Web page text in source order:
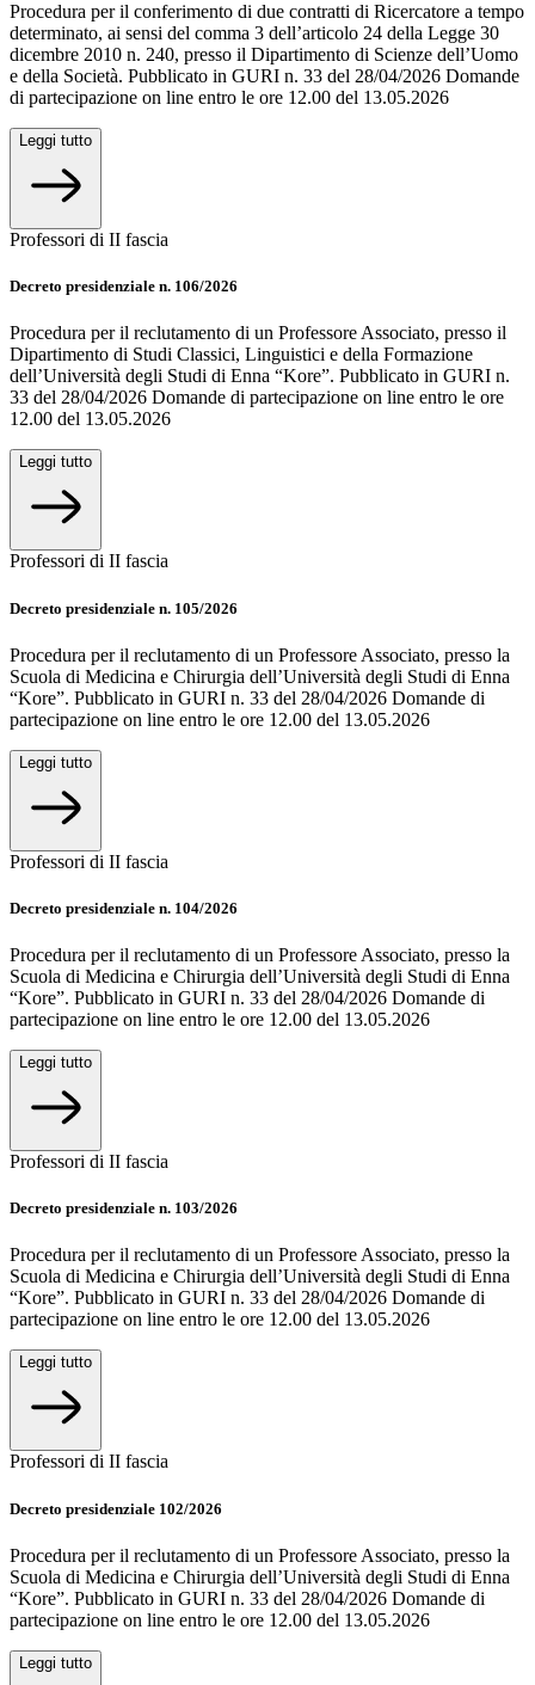
Procedura per il conferimento di due contratti di Ricercatore a tempo
determinato, ai sensi del comma 3 dell’articolo 24 della Legge 30
dicembre 2010 n. 240, presso il Dipartimento di Scienze dell’Uomo
e della Società. Pubblicato in GURI n. 33 del 28/04/2026 Domande
di partecipazione on line entro le ore 12.00 del 13.05.2026
Leggi tutto
Professori di II fascia
Decreto presidenziale n. 106/2026
Procedura per il reclutamento di un Professore Associato, presso il
Dipartimento di Studi Classici, Linguistici e della Formazione
dell’Università degli Studi di Enna “Kore”. Pubblicato in GURI n.
33 del 28/04/2026 Domande di partecipazione on line entro le ore
12.00 del 13.05.2026
Leggi tutto
Professori di II fascia
Decreto presidenziale n. 105/2026
Procedura per il reclutamento di un Professore Associato, presso la
Scuola di Medicina e Chirurgia dell’Università degli Studi di Enna
“Kore”. Pubblicato in GURI n. 33 del 28/04/2026 Domande di
partecipazione on line entro le ore 12.00 del 13.05.2026
Leggi tutto
Professori di II fascia
Decreto presidenziale n. 104/2026
Procedura per il reclutamento di un Professore Associato, presso la
Scuola di Medicina e Chirurgia dell’Università degli Studi di Enna
“Kore”. Pubblicato in GURI n. 33 del 28/04/2026 Domande di
partecipazione on line entro le ore 12.00 del 13.05.2026
Leggi tutto
Professori di II fascia
Decreto presidenziale n. 103/2026
Procedura per il reclutamento di un Professore Associato, presso la
Scuola di Medicina e Chirurgia dell’Università degli Studi di Enna
“Kore”. Pubblicato in GURI n. 33 del 28/04/2026 Domande di
partecipazione on line entro le ore 12.00 del 13.05.2026
Leggi tutto
Professori di II fascia
Decreto presidenziale 102/2026
Procedura per il reclutamento di un Professore Associato, presso la
Scuola di Medicina e Chirurgia dell’Università degli Studi di Enna
“Kore”. Pubblicato in GURI n. 33 del 28/04/2026 Domande di
partecipazione on line entro le ore 12.00 del 13.05.2026
Leggi tutto